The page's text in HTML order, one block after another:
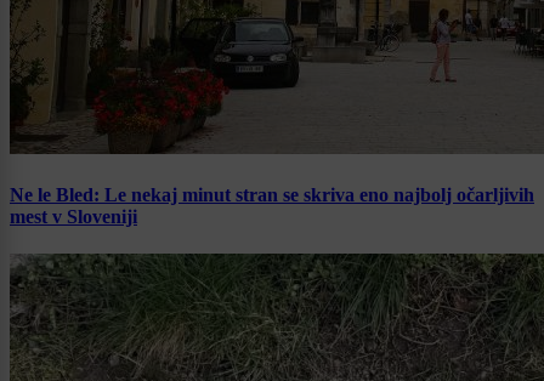
Ne le Bled: Le nekaj minut stran se skriva eno najbolj očarljivih
mest v Sloveniji